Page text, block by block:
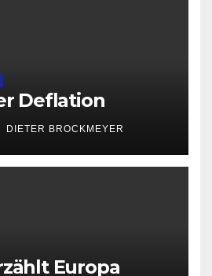
Deflation
DIETER BROCKMEYER
Europa